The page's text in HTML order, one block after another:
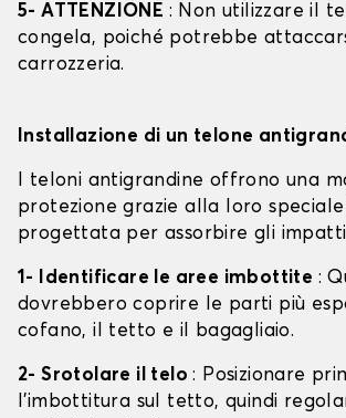
5- ATTENZIONE : Non utilizzare il
congela, poiché potrebbe
carrozzeria.
Installazione di un telone
I teloni antigrandine offrono una
protezione grazie alla loro
progettata per assorbire gli
1- Identificare le aree imbottite :
dovrebbero coprire le parti più
cofano, il tetto e il bagagliaio.
2- Srotolare il telo: Posizionare
l'imbottitura sul tetto, quindi